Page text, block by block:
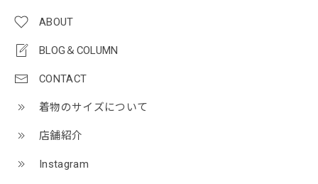
ABOUT
BLOG＆COLUMN
CONTACT
着物のサイズについて
店舗紹介
Instagram